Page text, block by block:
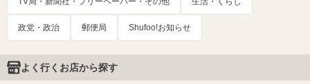
政党・政治 郵便局 Shufoo!お知らせ
よく行くお店から探す